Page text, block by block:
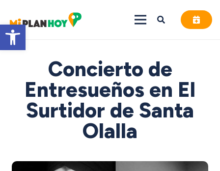
Abrir barra de herramientas
Concierto de
Entresueños en El
Surtidor de Santa
Olalla